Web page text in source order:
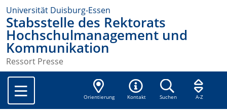
Universität Duisburg-Essen
Stabsstelle des Rektorats
Hochschulmanagement und
Kommunikation
Ressort Presse
Orientierung Kontakt Suchen A-Z